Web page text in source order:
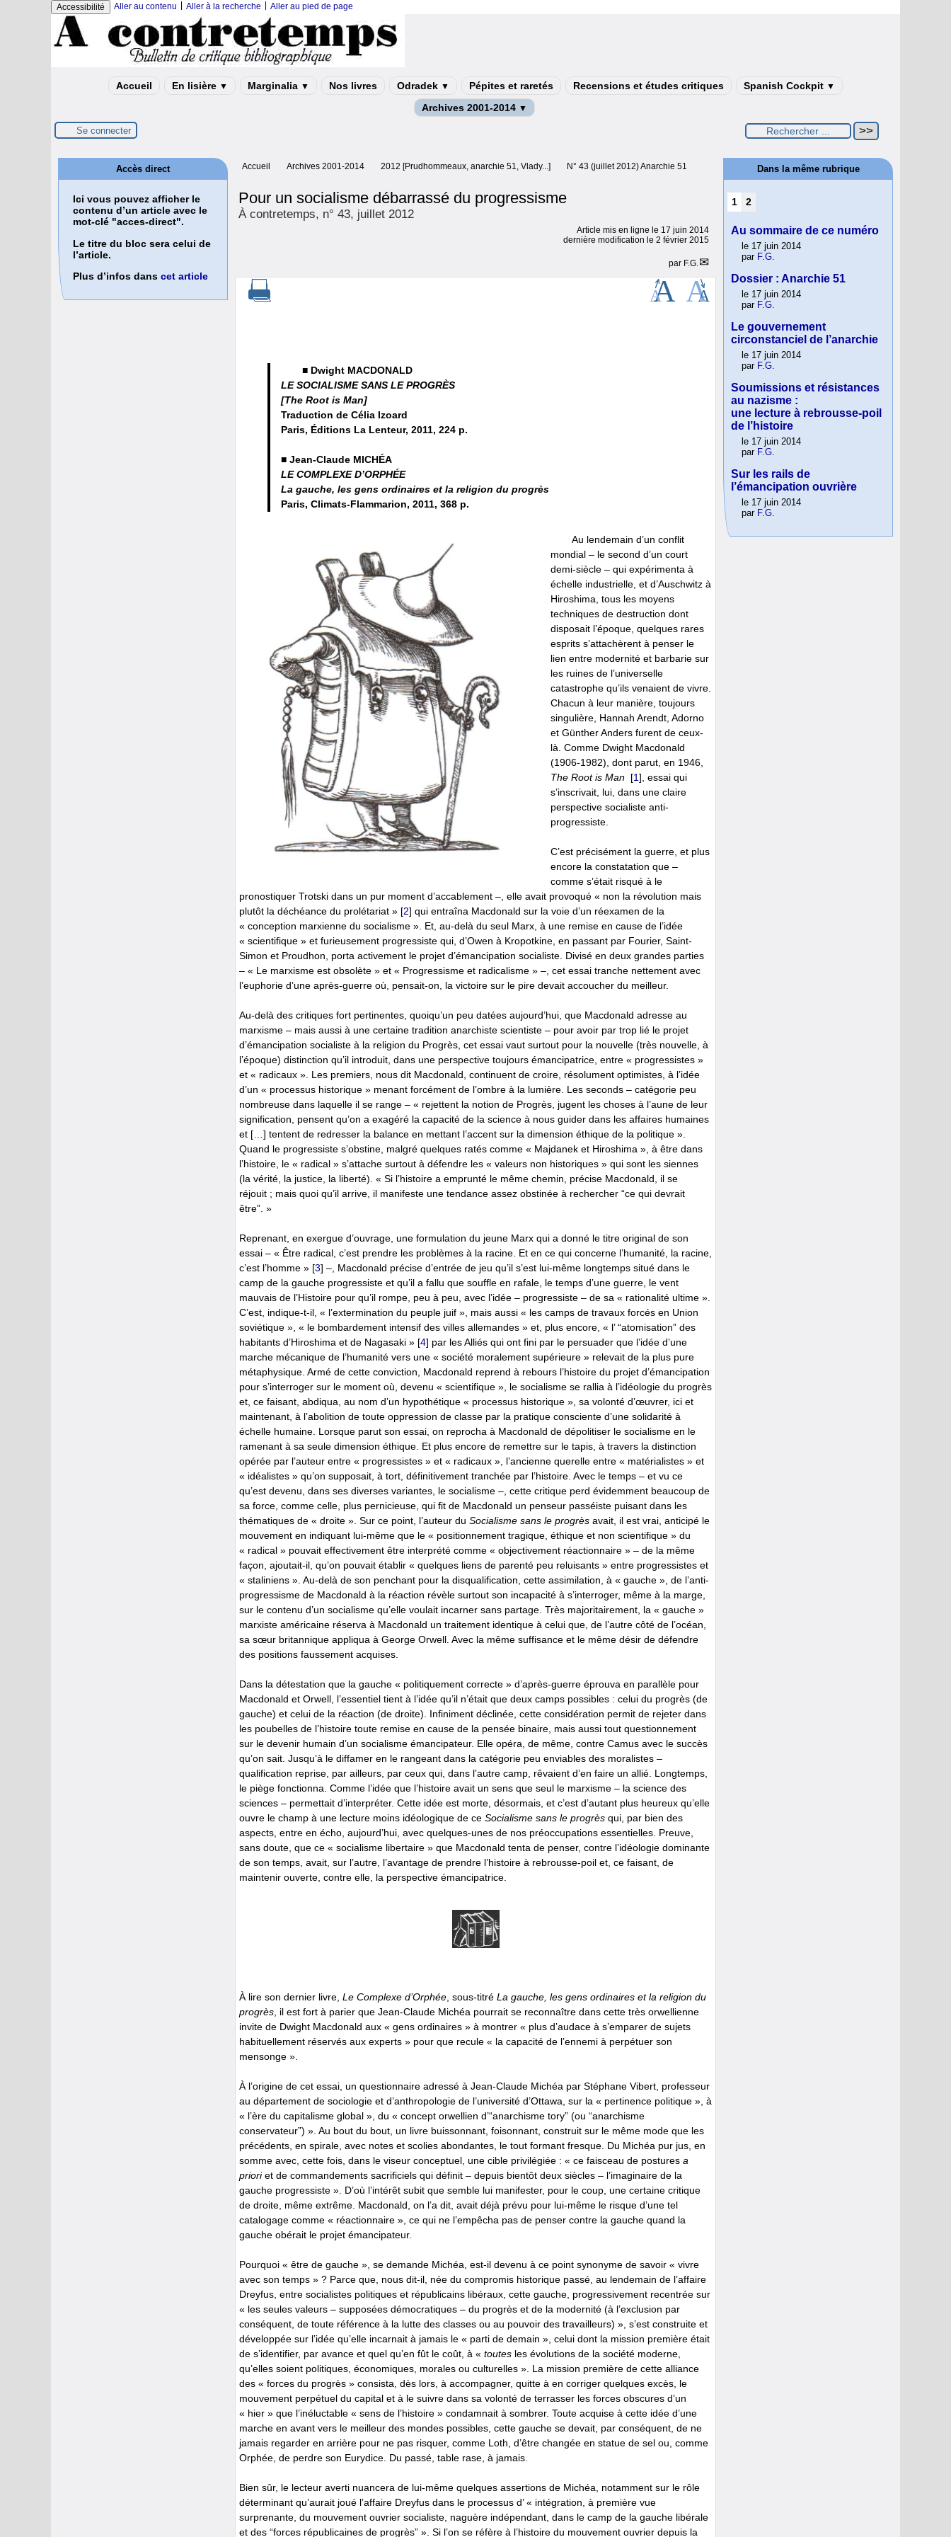
Accessibilité Aller au contenu Aller à la recherche Aller au pied de page
Accueil En lisière ▼ Marginalia ▼ Nos livres Odradek ▼ Pépites et raretés Recensions et études critiques Spanish Cockpit ▼
Archives 2001-2014 ▼
Se connecter
Accueil Archives 2001-2014 2012 [Prudhommeaux, anarchie 51, Vlady...] N° 43 (juillet 2012) Anarchie 51
Pour un socialisme débarrassé du progressisme
À contretemps, n° 43, juillet 2012
Article mis en ligne le 17 juin 2014
dernière modification le 2 février 2015
par F.G.
■ Dwight MACDONALD
LE SOCIALISME SANS LE PROGRÈS
[The Root is Man]
Traduction de Célia Izoard
Paris, Éditions La Lenteur, 2011, 224 p.
■ Jean-Claude MICHÉA
LE COMPLEXE D’ORPHÉE
La gauche, les gens ordinaires et la religion du progrès
Paris, Climats-Flammarion, 2011, 368 p.
Au lendemain d’un conflit
mondial – le second d’un court
demi-siècle – qui expérimenta à
échelle industrielle, et d’Auschwitz à
Hiroshima, tous les moyens
techniques de destruction dont
disposait l’époque, quelques rares
esprits s’attachèrent à penser le
lien entre modernité et barbarie sur
les ruines de l’universelle
catastrophe qu’ils venaient de vivre.
Chacun à leur manière, toujours
singulière, Hannah Arendt, Adorno
et Günther Anders furent de ceux-
là. Comme Dwight Macdonald
(1906-1982), dont parut, en 1946,
The Root is Man [1] , essai qui
s’inscrivait, lui, dans une claire
perspective socialiste anti-
progressiste.
C’est précisément la guerre, et plus
encore la constatation que –
comme s’était risqué à le
pronostiquer Trotski dans un pur moment d’accablement –, elle avait provoqué « non la révolution mais
plutôt la déchéance du prolétariat » [2] qui entraîna Macdonald sur la voie d’un réexamen de la
« conception marxienne du socialisme ». Et, au-delà du seul Marx, à une remise en cause de l’idée
« scientifique » et furieusement progressiste qui, d’Owen à Kropotkine, en passant par Fourier, Saint-
Simon et Proudhon, porta activement le projet d’émancipation socialiste. Divisé en deux grandes parties
– « Le marxisme est obsolète » et « Progressisme et radicalisme » –, cet essai tranche nettement avec
l’euphorie d’une après-guerre où, pensait-on, la victoire sur le pire devait accoucher du meilleur.
Au-delà des critiques fort pertinentes, quoiqu’un peu datées aujourd’hui, que Macdonald adresse au
marxisme – mais aussi à une certaine tradition anarchiste scientiste – pour avoir par trop lié le projet
d’émancipation socialiste à la religion du Progrès, cet essai vaut surtout pour la nouvelle (très nouvelle, à
l’époque) distinction qu’il introduit, dans une perspective toujours émancipatrice, entre « progressistes »
et « radicaux ». Les premiers, nous dit Macdonald, continuent de croire, résolument optimistes, à l’idée
d’un « processus historique » menant forcément de l’ombre à la lumière. Les seconds – catégorie peu
nombreuse dans laquelle il se range – « rejettent la notion de Progrès, jugent les choses à l’aune de leur
signification, pensent qu’on a exagéré la capacité de la science à nous guider dans les affaires humaines
et […] tentent de redresser la balance en mettant l’accent sur la dimension éthique de la politique ».
Quand le progressiste s’obstine, malgré quelques ratés comme « Majdanek et Hiroshima », à être dans
l’histoire, le « radical » s’attache surtout à défendre les « valeurs non historiques » qui sont les siennes
(la vérité, la justice, la liberté). « Si l’histoire a emprunté le même chemin, précise Macdonald, il se
réjouit ; mais quoi qu’il arrive, il manifeste une tendance assez obstinée à rechercher “ce qui devrait
être”. »
Reprenant, en exergue d’ouvrage, une formulation du jeune Marx qui a donné le titre original de son
essai – « Être radical, c’est prendre les problèmes à la racine. Et en ce qui concerne l’humanité, la racine,
c’est l’homme » [3] –, Macdonald précise d’entrée de jeu qu’il s’est lui-même longtemps situé dans le
camp de la gauche progressiste et qu’il a fallu que souffle en rafale, le temps d’une guerre, le vent
mauvais de l’Histoire pour qu’il rompe, peu à peu, avec l’idée – progressiste – de sa « rationalité ultime ».
C’est, indique-t-il, « l’extermination du peuple juif », mais aussi « les camps de travaux forcés en Union
soviétique », « le bombardement intensif des villes allemandes » et, plus encore, « l’ “atomisation” des
habitants d’Hiroshima et de Nagasaki » [4] par les Alliés qui ont fini par le persuader que l’idée d’une
marche mécanique de l’humanité vers une « société moralement supérieure » relevait de la plus pure
métaphysique. Armé de cette conviction, Macdonald reprend à rebours l’histoire du projet d’émancipation
pour s’interroger sur le moment où, devenu « scientifique », le socialisme se rallia à l’idéologie du progrès
et, ce faisant, abdiqua, au nom d’un hypothétique « processus historique », sa volonté d’œuvrer, ici et
maintenant, à l’abolition de toute oppression de classe par la pratique consciente d’une solidarité à
échelle humaine. Lorsque parut son essai, on reprocha à Macdonald de dépolitiser le socialisme en le
ramenant à sa seule dimension éthique. Et plus encore de remettre sur le tapis, à travers la distinction
opérée par l’auteur entre « progressistes » et « radicaux », l’ancienne querelle entre « matérialistes » et
« idéalistes » qu’on supposait, à tort, définitivement tranchée par l’histoire. Avec le temps – et vu ce
qu’est devenu, dans ses diverses variantes, le socialisme –, cette critique perd évidemment beaucoup de
sa force, comme celle, plus pernicieuse, qui fit de Macdonald un penseur passéiste puisant dans les
thématiques de « droite ». Sur ce point, l’auteur du Socialisme sans le progrès avait, il est vrai, anticipé le
mouvement en indiquant lui-même que le « positionnement tragique, éthique et non scientifique » du
« radical » pouvait effectivement être interprété comme « objectivement réactionnaire » – de la même
façon, ajoutait-il, qu’on pouvait établir « quelques liens de parenté peu reluisants » entre progressistes et
« staliniens ». Au-delà de son penchant pour la disqualification, cette assimilation, à « gauche », de l’anti-
progressisme de Macdonald à la réaction révèle surtout son incapacité à s’interroger, même à la marge,
sur le contenu d’un socialisme qu’elle voulait incarner sans partage. Très majoritairement, la « gauche »
marxiste américaine réserva à Macdonald un traitement identique à celui que, de l’autre côté de l’océan,
sa sœur britannique appliqua à George Orwell. Avec la même suffisance et le même désir de défendre
des positions faussement acquises.
Dans la détestation que la gauche « politiquement correcte » d’après-guerre éprouva en parallèle pour
Macdonald et Orwell, l’essentiel tient à l’idée qu’il n’était que deux camps possibles : celui du progrès (de
gauche) et celui de la réaction (de droite). Infiniment déclinée, cette considération permit de rejeter dans
les poubelles de l’histoire toute remise en cause de la pensée binaire, mais aussi tout questionnement
sur le devenir humain d’un socialisme émancipateur. Elle opéra, de même, contre Camus avec le succès
qu’on sait. Jusqu’à le diffamer en le rangeant dans la catégorie peu enviables des moralistes –
qualification reprise, par ailleurs, par ceux qui, dans l’autre camp, rêvaient d’en faire un allié. Longtemps,
le piège fonctionna. Comme l’idée que l’histoire avait un sens que seul le marxisme – la science des
sciences – permettait d’interpréter. Cette idée est morte, désormais, et c’est d’autant plus heureux qu’elle
ouvre le champ à une lecture moins idéologique de ce Socialisme sans le progrès qui, par bien des
aspects, entre en écho, aujourd’hui, avec quelques-unes de nos préoccupations essentielles. Preuve,
sans doute, que ce « socialisme libertaire » que Macdonald tenta de penser, contre l’idéologie dominante
de son temps, avait, sur l’autre, l’avantage de prendre l’histoire à rebrousse-poil et, ce faisant, de
maintenir ouverte, contre elle, la perspective émancipatrice.
À lire son dernier livre, Le Complexe d’Orphée, sous-titré La gauche, les gens ordinaires et la religion du
progrès, il est fort à parier que Jean-Claude Michéa pourrait se reconnaître dans cette très orwellienne
invite de Dwight Macdonald aux « gens ordinaires » à montrer « plus d’audace à s’emparer de sujets
habituellement réservés aux experts » pour que recule « la capacité de l’ennemi à perpétuer son
mensonge ».
À l’origine de cet essai, un questionnaire adressé à Jean-Claude Michéa par Stéphane Vibert, professeur
au département de sociologie et d’anthropologie de l’université d’Ottawa, sur la « pertinence politique », à
« l’ère du capitalisme global », du « concept orwellien d’“anarchisme tory” (ou “anarchisme
conservateur”) ». Au bout du bout, un livre buissonnant, foisonnant, construit sur le même mode que les
précédents, en spirale, avec notes et scolies abondantes, le tout formant fresque. Du Michéa pur jus, en
somme avec, cette fois, dans le viseur conceptuel, une cible privilégiée : « ce faisceau de postures a
prioriet de commandements sacrificiels qui définit – depuis bientôt deux siècles – l’imaginaire de la
gauche progressiste ». D’où l’intérêt subit que semble lui manifester, pour le coup, une certaine critique
de droite, même extrême. Macdonald, on l’a dit, avait déjà prévu pour lui-même le risque d’une tel
catalogage comme « réactionnaire », ce qui ne l’empêcha pas de penser contre la gauche quand la
gauche obérait le projet émancipateur.
Pourquoi « être de gauche », se demande Michéa, est-il devenu à ce point synonyme de savoir « vivre
avec son temps » ? Parce que, nous dit-il, née du compromis historique passé, au lendemain de l’affaire
Dreyfus, entre socialistes politiques et républicains libéraux, cette gauche, progressivement recentrée sur
« les seules valeurs – supposées démocratiques – du progrès et de la modernité (à l’exclusion par
conséquent, de toute référence à la lutte des classes ou au pouvoir des travailleurs) », s’est construite et
développée sur l’idée qu’elle incarnait à jamais le « parti de demain », celui dont la mission première était
de s’identifier, par avance et quel qu’en fût le coût, à « toutes les évolutions de la société moderne,
qu’elles soient politiques, économiques, morales ou culturelles ». La mission première de cette alliance
des « forces du progrès » consista, dès lors, à accompagner, quitte à en corriger quelques excès, le
mouvement perpétuel du capital et à le suivre dans sa volonté de terrasser les forces obscures d’un
« hier » que l’inéluctable « sens de l’histoire » condamnait à sombrer. Toute acquise à cette idée d’une
marche en avant vers le meilleur des mondes possibles, cette gauche se devait, par conséquent, de ne
jamais regarder en arrière pour ne pas risquer, comme Loth, d’être changée en statue de sel ou, comme
Orphée, de perdre son Eurydice. Du passé, table rase, à jamais.
Bien sûr, le lecteur averti nuancera de lui-même quelques assertions de Michéa, notamment sur le rôle
déterminant qu’aurait joué l’affaire Dreyfus dans le processus d’ « intégration, à première vue
surprenante, du mouvement ouvrier socialiste, naguère indépendant, dans le camp de la gauche libérale
et des “forces républicaines de progrès” ». Si l’on se réfère à l’histoire du mouvement ouvrier depuis la
Accès direct
Ici vous pouvez afficher le
contenu d’un article avec le
mot-clé "acces-direct".
Le titre du bloc sera celui de
l’article.
Plus d’infos dans cet article
Dans la même rubrique
1 2
Au sommaire de ce numéro
le 17 juin 2014
par F.G.
Dossier : Anarchie 51
le 17 juin 2014
par F.G.
Le gouvernement
circonstanciel de l’anarchie
le 17 juin 2014
par F.G.
Soumissions et résistances
au nazisme :
une lecture à rebrousse-poil
de l’histoire
le 17 juin 2014
par F.G.
Sur les rails de
l’émancipation ouvrière
le 17 juin 2014
par F.G.